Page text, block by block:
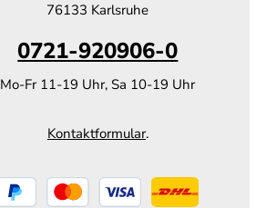
76133 Karlsruhe
0721-920906-0
Mo-Fr 11-19 Uhr, Sa 10-19 Uhr
Kontaktformular.